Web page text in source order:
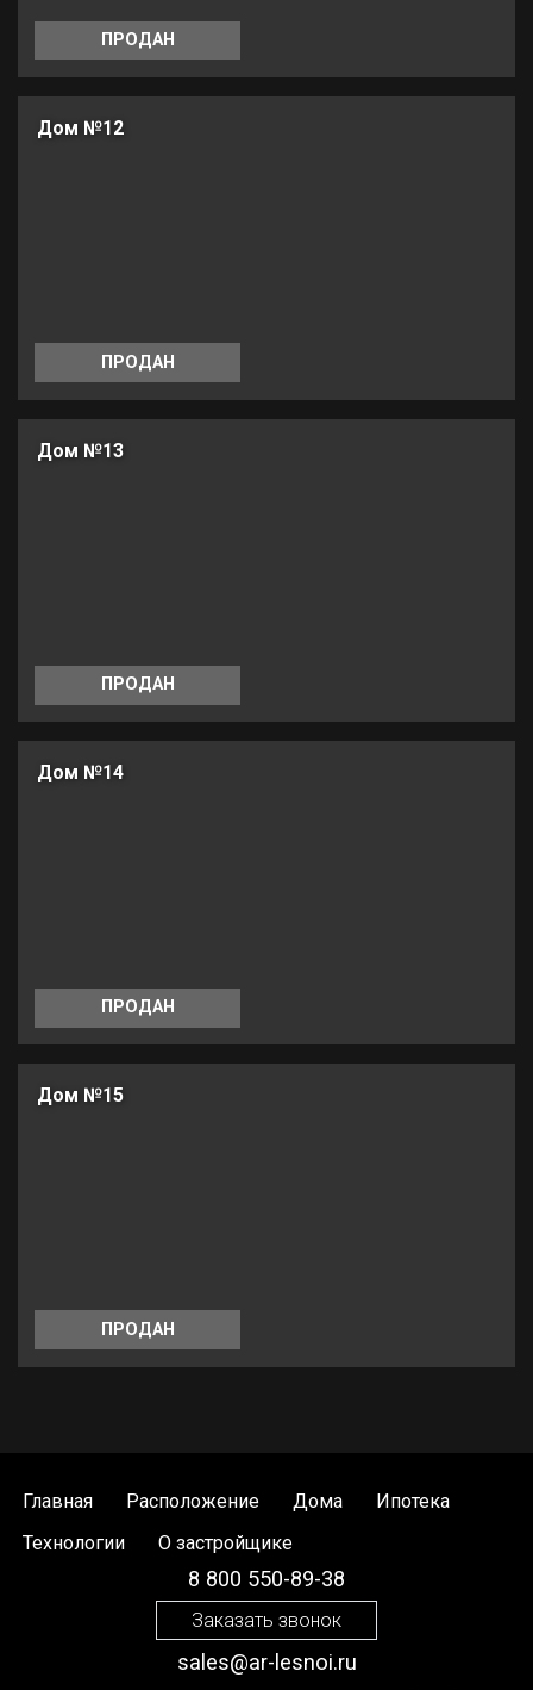
ПРОДАН
Дом №12
ПРОДАН
Дом №13
ПРОДАН
Дом №14
ПРОДАН
Дом №15
ПРОДАН
Главная Расположение Дома
Ипотека
Технологии
О застройщике
8 800 550-89-38
Заказать звонок
sales@ar-lesnoi.ru